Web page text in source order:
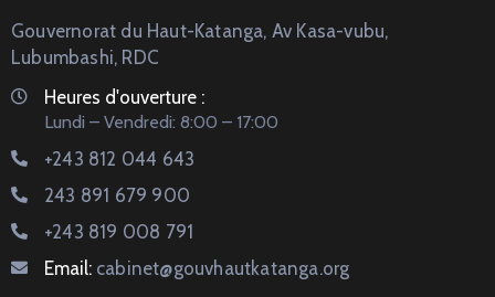
Gouvernorat du Haut-Katanga, Av Kasa-vubu,
Lubumbashi, RDC
Heures d'ouverture :
Lundi – Vendredi: 8:00 – 17:00
+243 812 044 643
243 891 679 900
+243 819 008 791
Email: cabinet@gouvhautkatanga.org